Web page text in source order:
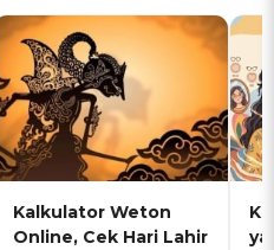
Kalkulator Weton
Online, Cek Hari Lahir